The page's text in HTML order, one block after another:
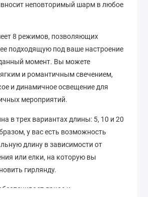
неповторимый шарм в любое
8 режимов, позволяющих
подходящую под ваше настроение
момент. Вы можете
и романтичным свечением,
и динамичное освещение для
мероприятий.
в трех вариантах длины: 5, 10 и 20
у вас есть возможность
длину в зависимости от
или елки, на которую вы
гирлянду.
яркое и